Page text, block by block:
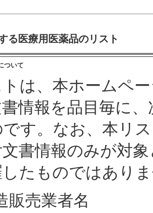
る医療用医薬品のリスト
ついて
は、本ホームペ
情報を品目毎に
す。なお、本リ
書情報のみが対
したものではあり
販売業者名